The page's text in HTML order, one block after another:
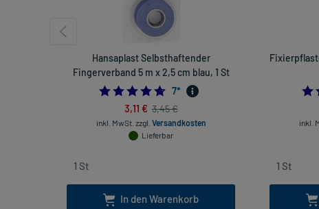
Hansaplast Selbsthaftender
Fingerverband 5 m x 2,5 cm blau, 1 St
4.714285714285714
7*
3,11 € 3,45 €
inkl. MwSt. zzgl. Versandkosten
Lieferbar
In den Warenkorb
inkl.